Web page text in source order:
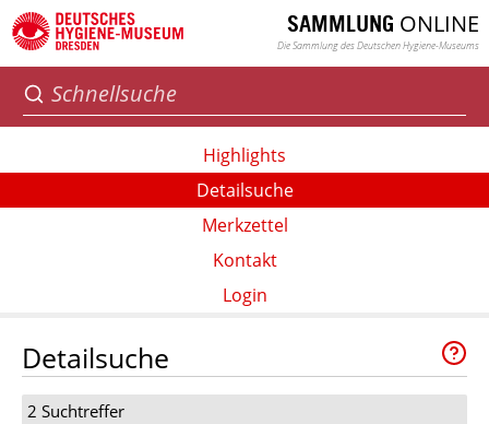
SAMMLUNG ONLINE
Die Sammlung des Deutschen Hygiene-Museums
Highlights
Detailsuche
Merkzettel
Kontakt
Login
Detailsuche
2 Suchtreffer